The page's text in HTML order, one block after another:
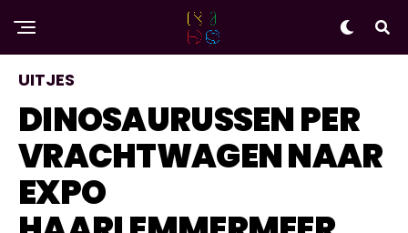
UITJES
DINOSAURUSSEN PER
VRACHTWAGEN NAAR
EXPO